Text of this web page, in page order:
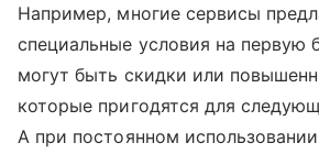
Например, многие сервисы
специальные условия на первую
могут быть скидки или
которые пригодятся для
А при постоянном